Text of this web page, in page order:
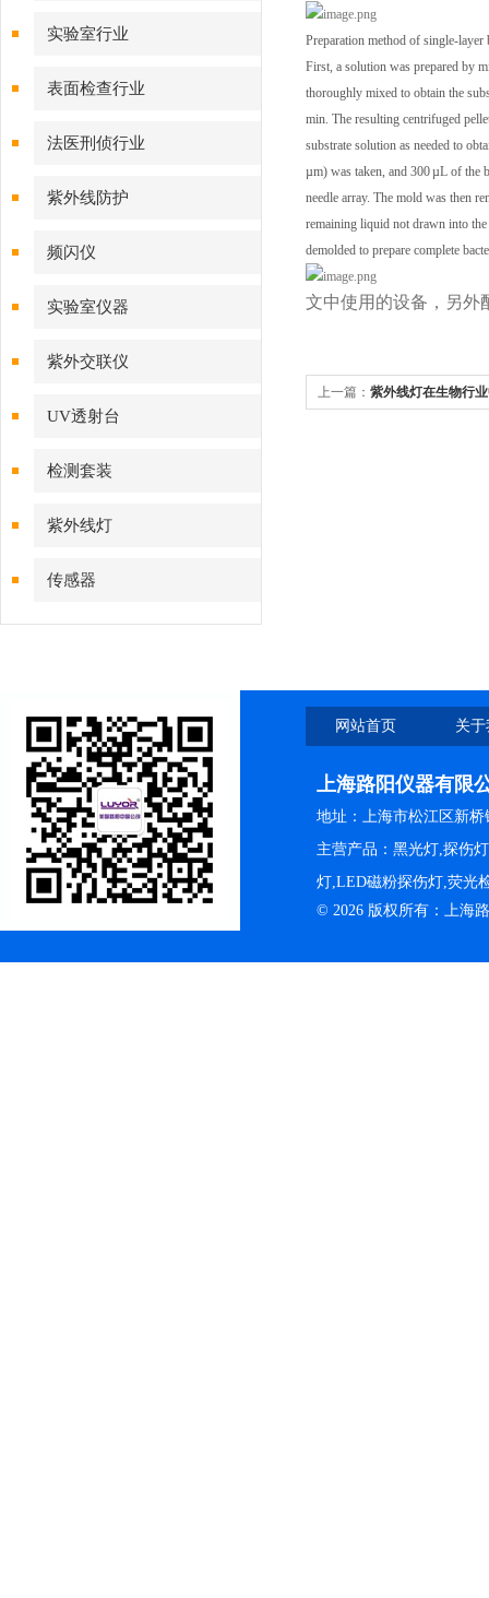
实验室行业
表面检查行业
法医刑侦行业
紫外线防护
频闪仪
实验室仪器
紫外交联仪
UV透射台
检测套装
紫外线灯
传感器
Preparation method of single-layer
First, a solution was prepared by
thoroughly mixed to obtain the
min. The resulting centrifuged
substrate solution as needed to
µm) was taken, and 300 µL of the
needle array. The mold was then
remaining liquid not drawn into
demolded to prepare complete
文中使用的设备，另外
上一篇： 紫外线灯在生物行
网站首页 关
上海路阳仪器有限
地址：上海市松江区新桥
主营产品：黑光灯,探伤
灯,LED磁粉探伤灯,荧光
© 2026 版权所有：上海